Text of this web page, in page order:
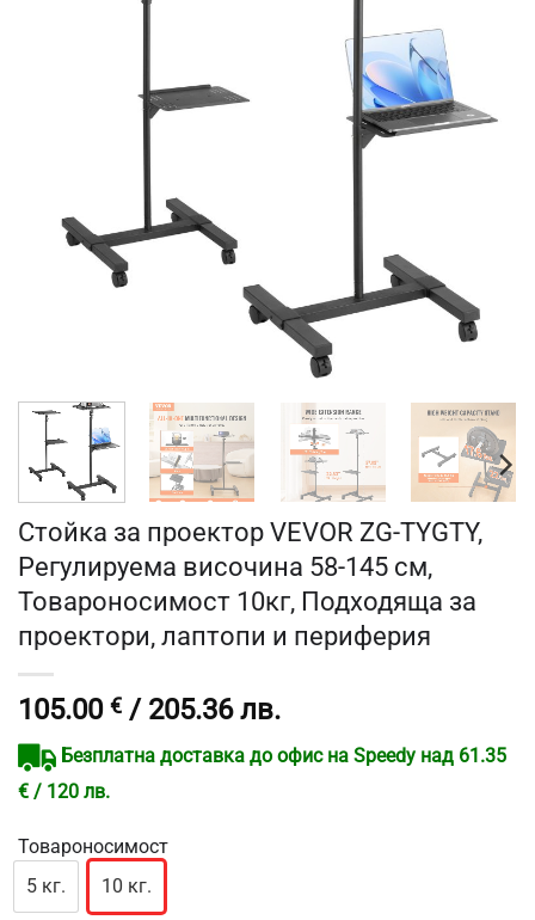
Стойка за проектор VEVOR ZG-TYGTY,
Регулируема височина 58-145 см,
Товароносимост 10кг, Подходяща за
проектори, лаптопи и периферия
105.00 € / 205.36 лв.
Безплатна доставка до офис на Speedy над 61.35
€ / 120 лв.
Товароносимост
5 кг.
10 кг.